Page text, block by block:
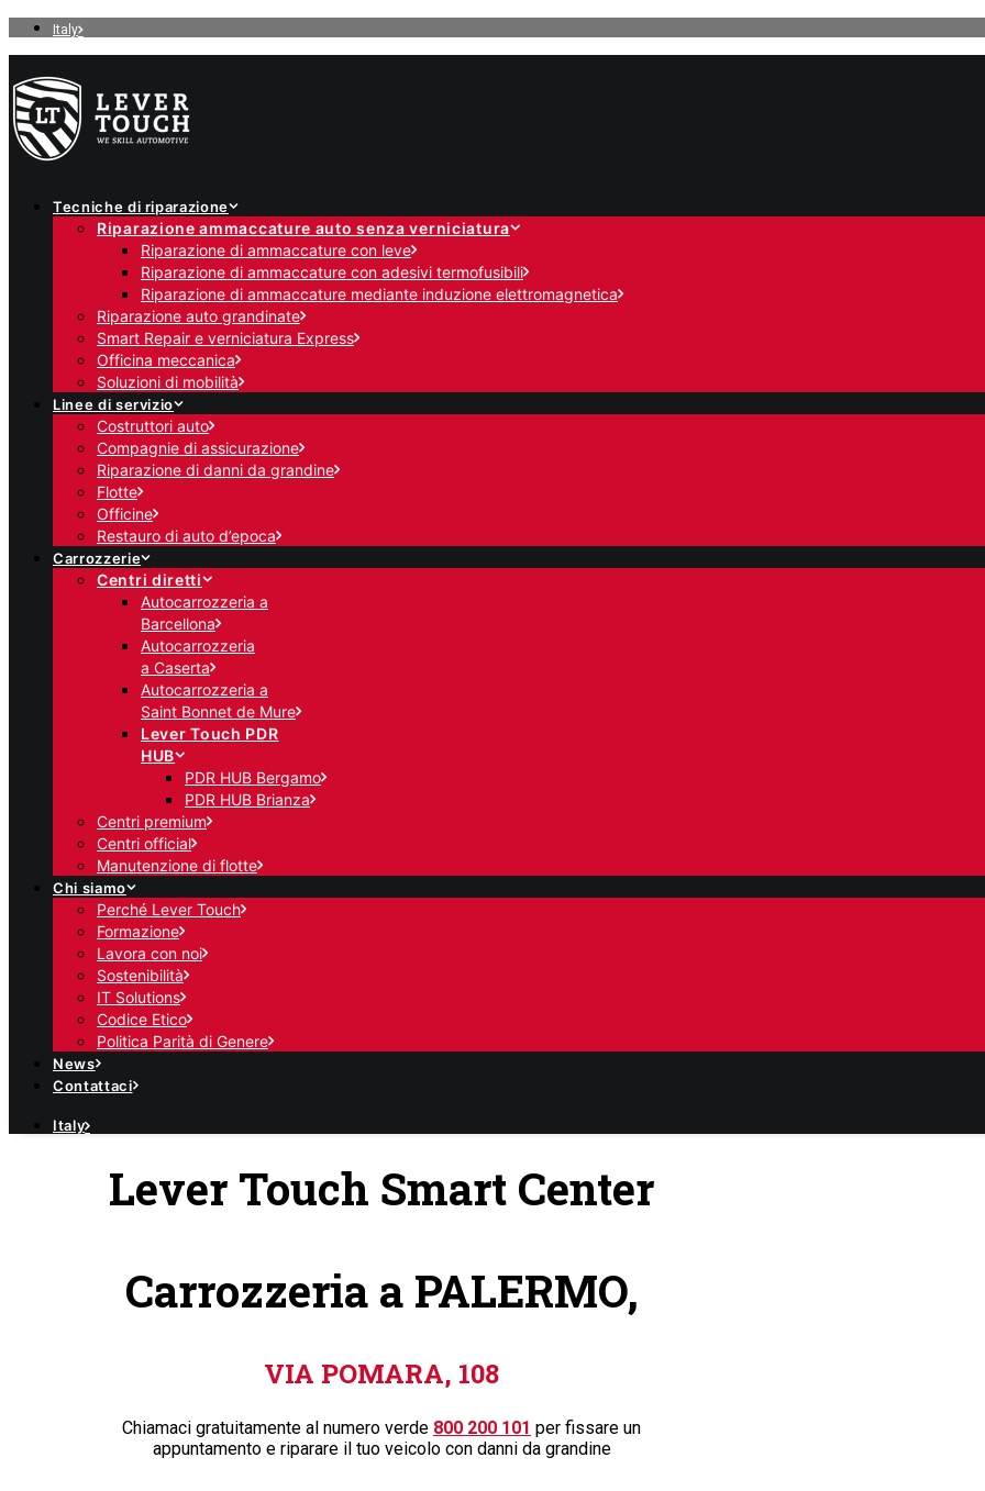
Italy
Tecniche di riparazione
Riparazione ammaccature auto senza verniciatura
Riparazione di ammaccature con leve
Riparazione di ammaccature con adesivi termofusibili
Riparazione di ammaccature mediante induzione elettromagnetica
Riparazione auto grandinate
Smart Repair e verniciatura Express
Officina meccanica
Soluzioni di mobilità
Linee di servizio
Costruttori auto
Compagnie di assicurazione
Riparazione di danni da grandine
Flotte
Officine
Restauro di auto d’epoca
Carrozzerie
Centri diretti
Autocarrozzeria a
Barcellona
Autocarrozzeria
a Caserta
Autocarrozzeria a
Saint Bonnet de Mure
Lever Touch PDR
HUB
PDR HUB Bergamo
PDR HUB Brianza
Centri premium
Centri official
Manutenzione di flotte
Chi siamo
Perché Lever Touch
Formazione
Lavora con noi
Sostenibilità
IT Solutions
Codice Etico
Politica Parità di Genere
News
Contattaci
Italy
Lever Touch Smart Center
Carrozzeria a PALERMO,
VIA POMARA, 108
Chiamaci gratuitamente al numero verde 800 200 101 per fissare un
appuntamento e riparare il tuo veicolo con danni da grandine